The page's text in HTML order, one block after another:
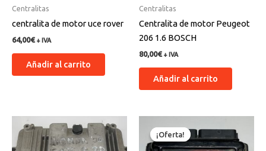
Centralitas
centralita de motor uce rover
64,00€ + IVA
Añadir al carrito
Centralitas
Centralita de motor Peugeot
206 1.6 BOSCH
80,00€ + IVA
Añadir al carrito
¡Oferta!
¡Oferta!
precio
original
precio
actual